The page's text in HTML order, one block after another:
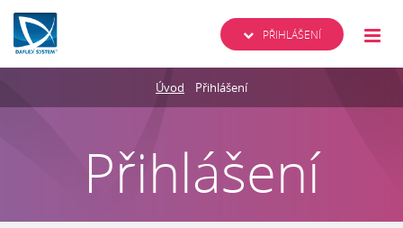
PŘIHLÁŠENÍ
Úvod Přihlášení
Přihlášení